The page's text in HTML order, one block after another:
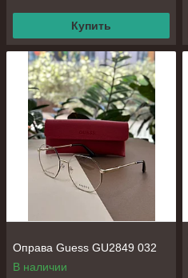
Купить
Оправа Guess GU2849 032
В наличии